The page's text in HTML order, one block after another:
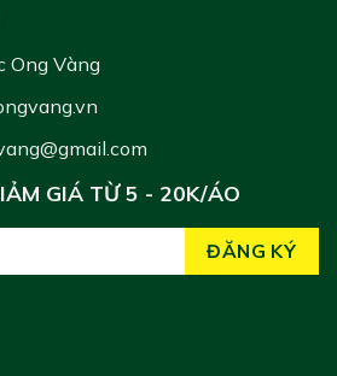
Ong Vàng
GIÁ TỪ 5 - 20K/ÁO